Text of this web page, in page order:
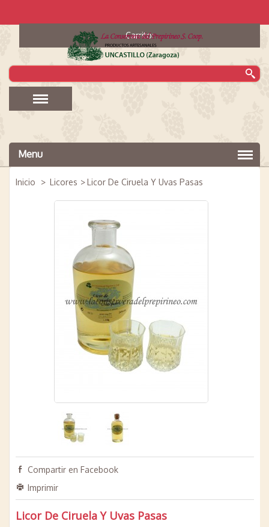
Menu
Carrito:
Inicio > Licores >Licor De Ciruela Y Uvas Pasas
Compartir en Facebook
Imprimir
Licor De Ciruela Y Uvas Pasas